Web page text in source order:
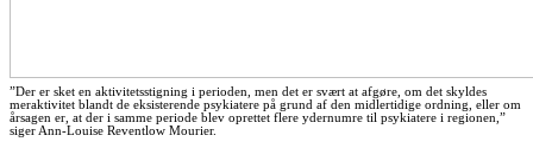
”Der er sket en aktivitetsstigning i perioden, men det er svært at afgøre, om det skyldes
meraktivitet blandt de eksisterende psykiatere på grund af den midlertidige ordning, eller om
årsagen er, at der i samme periode blev oprettet flere ydernumre til psykiatere i regionen,”
siger Ann-Louise Reventlow Mourier.